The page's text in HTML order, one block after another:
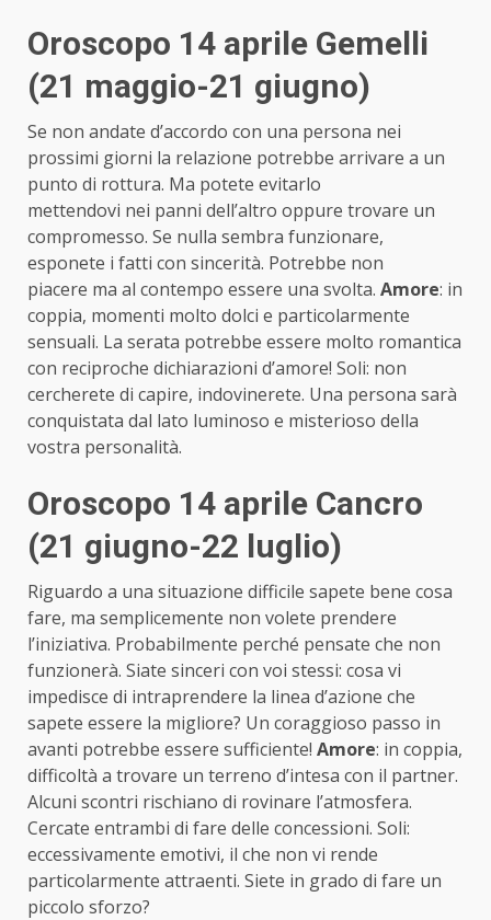
Oroscopo 14 aprile Gemelli
(21 maggio-21 giugno)
Se non andate d’accordo con una persona nei
prossimi giorni la relazione potrebbe arrivare a un
punto di rottura. Ma potete evitarlo
mettendovi nei panni dell’altro oppure trovare un
compromesso. Se nulla sembra funzionare,
esponete i fatti con sincerità. Potrebbe non
piacere ma al contempo essere una svolta. Amore: in
coppia, momenti molto dolci e particolarmente
sensuali. La serata potrebbe essere molto romantica
con reciproche dichiarazioni d’amore! Soli: non
cercherete di capire, indovinerete. Una persona sarà
conquistata dal lato luminoso e misterioso della
vostra personalità.
Oroscopo 14 aprile Cancro
(21 giugno-22 luglio)
Riguardo a una situazione difficile sapete bene cosa
fare, ma semplicemente non volete prendere
l’iniziativa. Probabilmente perché pensate che non
funzionerà. Siate sinceri con voi stessi: cosa vi
impedisce di intraprendere la linea d’azione che
sapete essere la migliore? Un coraggioso passo in
avanti potrebbe essere sufficiente! Amore: in coppia,
difficoltà a trovare un terreno d’intesa con il partner.
Alcuni scontri rischiano di rovinare l’atmosfera.
Cercate entrambi di fare delle concessioni. Soli:
eccessivamente emotivi, il che non vi rende
particolarmente attraenti. Siete in grado di fare un
piccolo sforzo?